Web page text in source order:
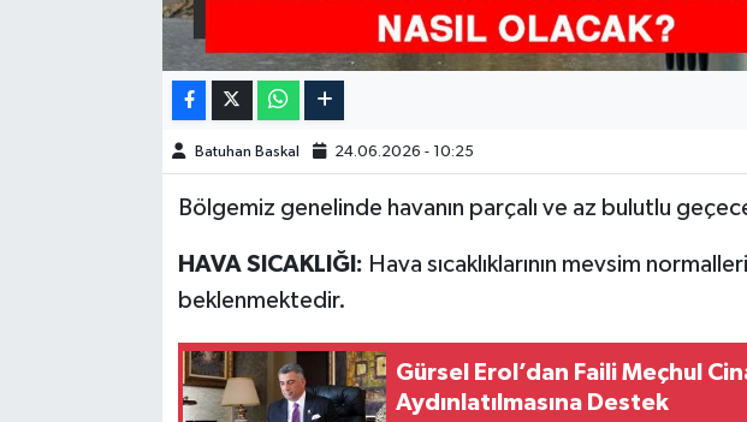
Batuhan Baskal 24.06.2026 - 10:25
Bölgemiz genelinde havanın parçalı ve az bulutlu
HAVA SICAKLIĞI: Hava sıcaklıklarının mevsim
beklenmektedir.
Gürsel Erol’dan Faili Meçhul
Aydınlatılmasına Destek